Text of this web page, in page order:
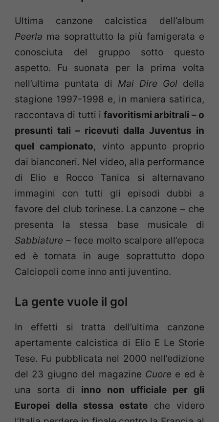
Ultima canzone calcistica dell’album
Peerla ma soprattutto la più famigerata e
conosciuta del gruppo sotto questo
aspetto. Fu suonata per la prima volta
nell’ultima puntata di Mai Dire Gol della
stagione 1997-1998 e, in maniera satirica,
raccontava di tutti ifavoritismi arbitrali – o
presunti tali – ricevuti dalla Juventus in
quel campionato, vinto appunto proprio
dai bianconeri. Nel video, alla performance
di Elio e Rocco Tanica si alternavano
immagini con tutti gli episodi dubbi a
favore del club torinese. La canzone – che
presenta la stessa base musicale di
Sabbiature – fece molto scalpore all’epoca
ed è tornata in auge soprattutto dopo
Calciopoli come inno anti juventino.
La gente vuole il gol
In effetti si tratta dell’ultima canzone
apertamente calcistica di Elio E Le Storie
Tese. Fu pubblicata nel 2000 nell’edizione
del 23 giugno del magazine Cuore e ed è
una sorta di inno non ufficiale per gli
Europei della stessa estate che videro